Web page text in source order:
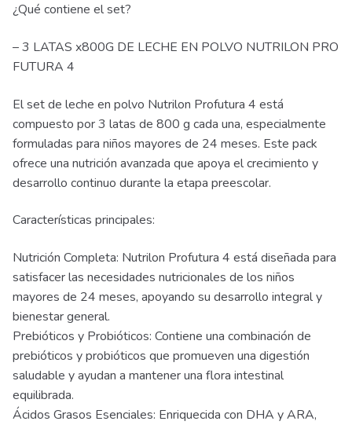
¿Qué contiene el set?
– 3 LATAS x800G DE LECHE EN POLVO NUTRILON PRO
FUTURA 4
El set de leche en polvo Nutrilon Profutura 4 está
compuesto por 3 latas de 800 g cada una, especialmente
formuladas para niños mayores de 24 meses. Este pack
ofrece una nutrición avanzada que apoya el crecimiento y
desarrollo continuo durante la etapa preescolar.
Características principales:
Nutrición Completa: Nutrilon Profutura 4 está diseñada para
satisfacer las necesidades nutricionales de los niños
mayores de 24 meses, apoyando su desarrollo integral y
bienestar general.
Prebióticos y Probióticos: Contiene una combinación de
prebióticos y probióticos que promueven una digestión
saludable y ayudan a mantener una flora intestinal
equilibrada.
Ácidos Grasos Esenciales: Enriquecida con DHA y ARA,